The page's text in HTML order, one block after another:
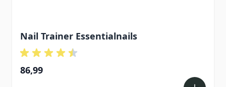
Nail Trainer Essentialnails
86,99